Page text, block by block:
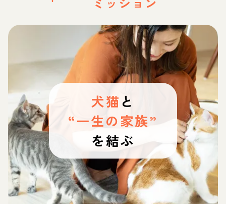
犬猫 と
“一生の家族”
を結ぶ